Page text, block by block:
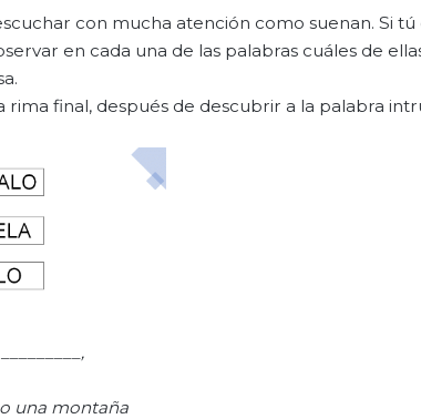
con mucha atención como suenan. Si tú
en cada una de las palabras cuáles de
rima final, después de descubrir a la palabra
una montaña